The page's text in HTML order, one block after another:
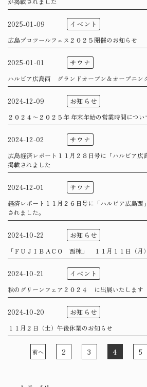
2025-01-09 イベント
広島プロツールフェス２０２５開催のお知らせ
2025-01-01 サウナ
ハルビア広島西 グランドオープン＆オープニン
2024-12-09 お知らせ
２０２４〜２０２５年 年末年始の営業時間につ
2024-12-02 サウナ
広島経済レポート１１月２８日号に「ハルビア広
掲載されました
2024-12-01 サウナ
経済レポート１１月２６日号に「ハルビア広島西
されました。
2024-10-22 お知らせ
「ＦＵＪＩＢＡＣＯ 西棟」 １１月１１日（
2024-10-21 イベント
秋のグリーンフェア２０２４ に出展いたします
2024-10-20 お知らせ
１１月２日（土）午後休業のお知らせ
前へ 2 3 4 5